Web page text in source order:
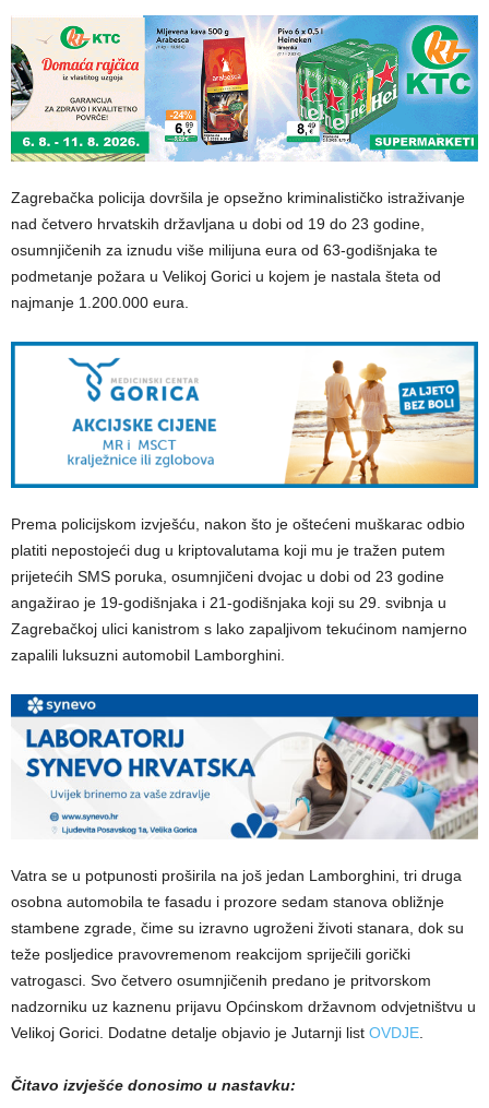
Zagrebačka policija dovršila je opsežno kriminalističko istraživanje
nad četvero hrvatskih državljana u dobi od 19 do 23 godine,
osumnjičenih za iznudu više milijuna eura od 63-godišnjaka te
podmetanje požara u Velikoj Gorici u kojem je nastala šteta od
najmanje 1.200.000 eura.
Prema policijskom izvješću, nakon što je oštećeni muškarac odbio
platiti nepostojeći dug u kriptovalutama koji mu je tražen putem
prijetećih SMS poruka, osumnjičeni dvojac u dobi od 23 godine
angažirao je 19-godišnjaka i 21-godišnjaka koji su 29. svibnja u
Zagrebačkoj ulici kanistrom s lako zapaljivom tekućinom namjerno
zapalili luksuzni automobil Lamborghini.
Vatra se u potpunosti proširila na još jedan Lamborghini, tri druga
osobna automobila te fasadu i prozore sedam stanova obližnje
stambene zgrade, čime su izravno ugroženi životi stanara, dok su
teže posljedice pravovremenom reakcijom spriječili gorički
vatrogasci. Svo četvero osumnjičenih predano je pritvorskom
nadzorniku uz kaznenu prijavu Općinskom državnom odvjetništvu u
Velikoj Gorici. Dodatne detalje objavio je Jutarnji list OVDJE.
Čitavo izvješće donosimo u nastavku: